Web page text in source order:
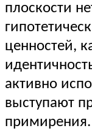
плоскости
ценностей,
активно
выступают